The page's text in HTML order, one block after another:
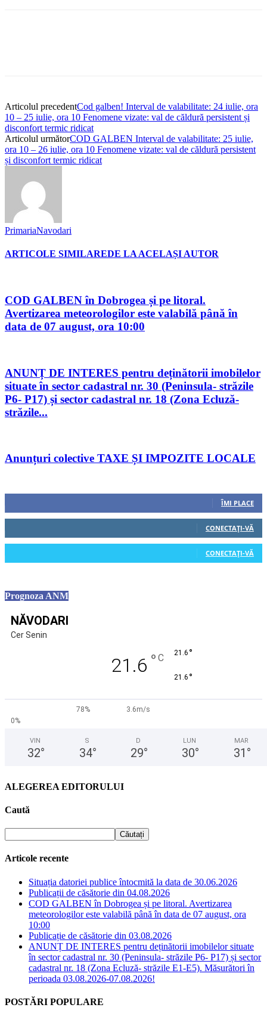
Articolul precedentCod galben! Interval de valabilitate: 24 iulie, ora
10 – 25 iulie, ora 10 Fenomene vizate: val de căldură persistent și
disconfort termic ridicat
Articolul următorCOD GALBEN Interval de valabilitate: 25 iulie,
ora 10 – 26 iulie, ora 10 Fenomene vizate: val de căldură persistent
și disconfort termic ridicat
PrimariaNavodari
ARTICOLE SIMILAREDE LA ACELAȘI AUTOR
COD GALBEN în Dobrogea și pe litoral.
Avertizarea meteorologilor este valabilă până în
data de 07 august, ora 10:00
ANUNȚ DE INTERES pentru deținătorii imobilelor
situate în sector cadastral nr. 30 (Peninsula- străzile
P6- P17) și sector cadastral nr. 18 (Zona Ecluză-
străzile...
Anunțuri colective TAXE ȘI IMPOZITE LOCALE
ÎMI PLACE
CONECTAȚI-VĂ
CONECTAȚI-VĂ
Prognoza ANM
NĂVODARI
Cer Senin
21.6 ° C 21.6 °
21.6 °
78%
3.6m/s
0%
VIN
32°
S
34°
D
29°
LUN
30°
MAR
31 °
ALEGEREA EDITORULUI
Caută
Articole recente
Situația datoriei publice întocmită la data de 30.06.2026
Publicații de căsătorie din 04.08.2026
COD GALBEN în Dobrogea și pe litoral. Avertizarea
meteorologilor este valabilă până în data de 07 august, ora
10:00
Publicație de căsătorie din 03.08.2026
ANUNȚ DE INTERES pentru deținătorii imobilelor situate
în sector cadastral nr. 30 (Peninsula- străzile P6- P17) și sector
cadastral nr. 18 (Zona Ecluză- străzile E1-E5). Măsurători în
perioada 03.08.2026-07.08.2026!
POSTĂRI POPULARE